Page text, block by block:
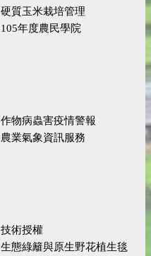
硬質玉米栽培管理
105年度農民學院
作物病蟲害疫情警報
農業氣象資訊服務
技術授權
生態綠籬與原生野花植生毯